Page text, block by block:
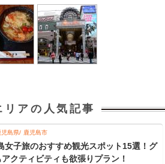
リアの人気記事
児島県 鹿児島市
女子旅のおすすめ観光スポット15選！グ
クティビティも欲張りプラン！